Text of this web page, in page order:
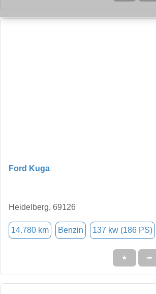
Ford Kuga
Heidelberg, 69126
14.780 km Benzin 137 kw (186 PS)
★ ➦